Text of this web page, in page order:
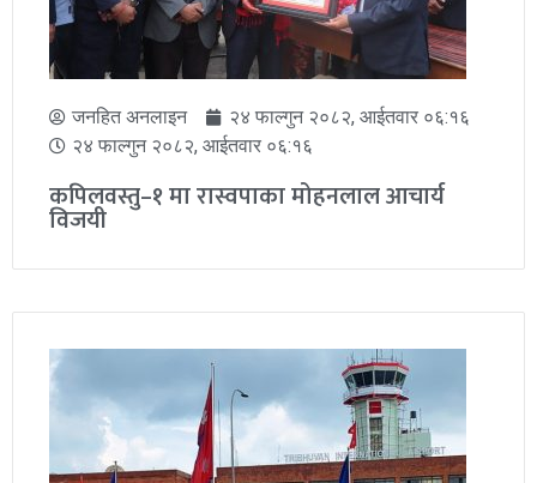
जनहित अनलाइन
८ श्रावण २०८३, शुक्रबार ०९:०८
८ श्रावण २०८३, शुक्रबार ०९:०८
मंसिर १७ देखि २९ सम्म १७औँ कपिलवस्तु महोत्सव,
तयारी औपचारिक रूपमा सुरु